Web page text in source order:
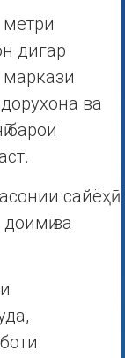
дигар
маркази
ва
барои
сайёҳӣ
ва